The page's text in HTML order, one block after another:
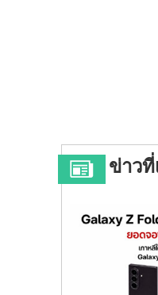
ข่าวที่